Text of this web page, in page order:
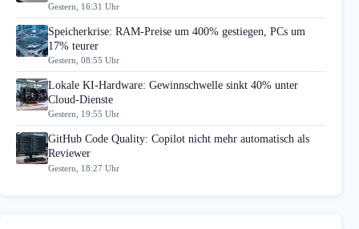
Gestern, 16:31 Uhr
Speicherkrise: RAM-Preise um 400% gestiegen, PCs um
17% teurer
Gestern, 08:55 Uhr
Lokale KI-Hardware: Gewinnschwelle sinkt 40% unter
Cloud-Dienste
Gestern, 19:55 Uhr
GitHub Code Quality: Copilot nicht mehr automatisch als
Reviewer
Gestern, 18:27 Uhr